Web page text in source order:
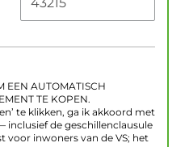
EEN AUTOMATISCH
TE KOPEN.
te klikken, ga ik akkoord met
inclusief de geschillenclausule
voor inwoners van de VS; het